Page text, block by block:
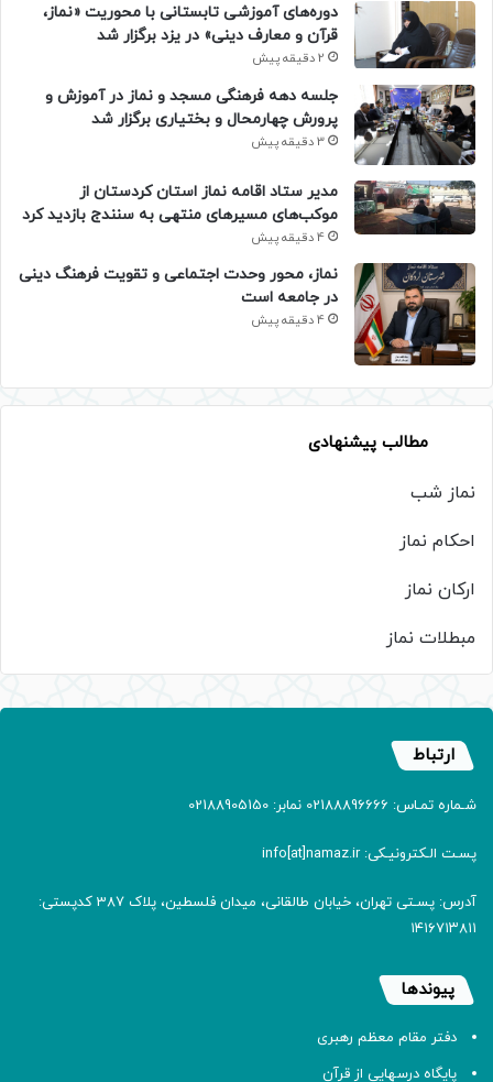
دوره‌های آموزشی تابستانی با محوریت «نماز،
قرآن و معارف دینی» در یزد برگزار شد
2 دقیقه پیش
جلسه دهه فرهنگی مسجد و نماز در آموزش و
پرورش چهارمحال و بختیاری برگزار شد
3 دقیقه پیش
مدیر ستاد اقامه نماز استان کردستان از
موکب‌های مسیرهای منتهی به سنندج بازدید کرد
4 دقیقه پیش
نماز، محور وحدت اجتماعی و تقویت فرهنگ دینی
در جامعه است
4 دقیقه پیش
مطالب پیشنهادی
نماز شب
احکام نماز
ارکان نماز
مبطلات نماز
ارتباط
شـماره تمـاس: 02188896666 نمابر: 02188905150
پسـت الـکترونیـکی: info[at]namaz.ir
آدرس: پسـتی تهران، خیابان طالقانی، میدان فلسطین، پلاک 387 کدپستی:
۱۴۱۶۷۱۳۸۱۱
پیوندها
دفتر مقام معظم رهبری
پایگاه درسهایی از قرآن